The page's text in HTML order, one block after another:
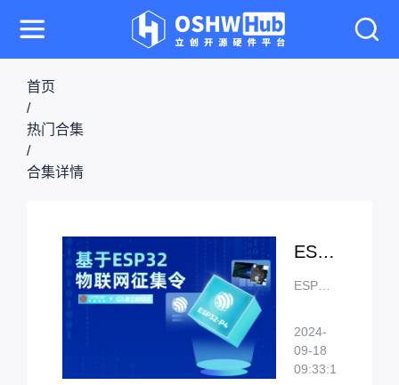
首页
/
热门合集
/
合集详情
ESP32物联网征集令优质项目合集
ESP32
优质项
目合集
2024-
09-18
09:33:15